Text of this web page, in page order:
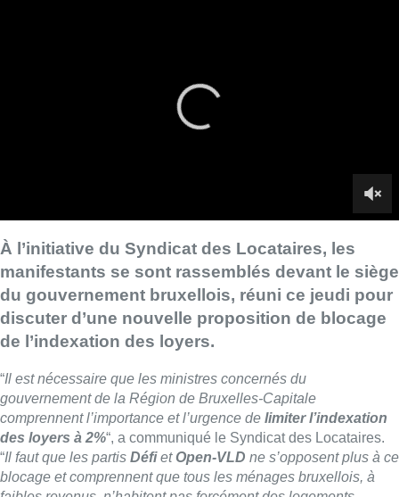
de l’indexation des loyers.
limiter l’indexation
“, a communiqué le Syndicat des Locataires.
“Il faut que les partisDéfietOpen-VLDne s’opposent plus à ce
blocage et comprennent que tous les ménages bruxellois, à
faibles revenus, n’habitent pas forcément des logements
publics ou sociaux“.
L’indexation est à 8%
au-delà de l’indexation des revenus. “Actuellement,
l’indexation des loyers est d’un peu plus de 8%
avenir proche, certains parlent d’une indexation à 10%. Des
locataires doivent, déjà, assumer un 13e mois de loyer. Avec le
temps qui passe, cette indexation est exponentielle. Nous
redoutons les mois à venir“, a-t-il déclaré.